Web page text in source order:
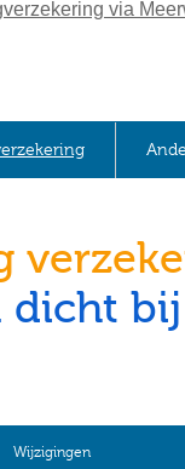
dicht
Wijzigingen